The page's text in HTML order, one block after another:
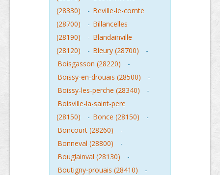
(28330)
- Beville-le-comte
(28700)
- Billancelles
(28190)
- Blandainville
(28120)
- Bleury (28700)
-
Boisgasson (28220)
-
Boissy-en-drouais (28500)
-
Boissy-les-perche (28340)
-
Boisville-la-saint-pere
(28150)
- Bonce (28150)
-
Boncourt (28260)
-
Bonneval (28800)
-
Bouglainval (28130)
-
Boutigny-prouais (28410)
-